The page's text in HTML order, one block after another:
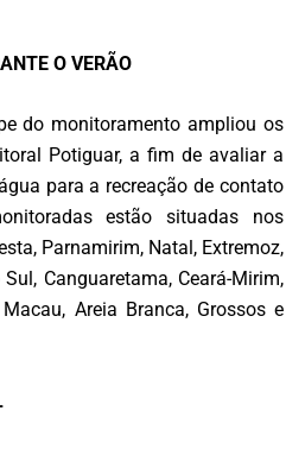
O VERÃO
do monitoramento ampliou os
Potiguar, a fim de avaliar a
para a recreação de contato
estão situadas nos
Parnamirim, Natal, Extremoz,
Canguaretama, Ceará-Mirim,
Areia Branca, Grossos e